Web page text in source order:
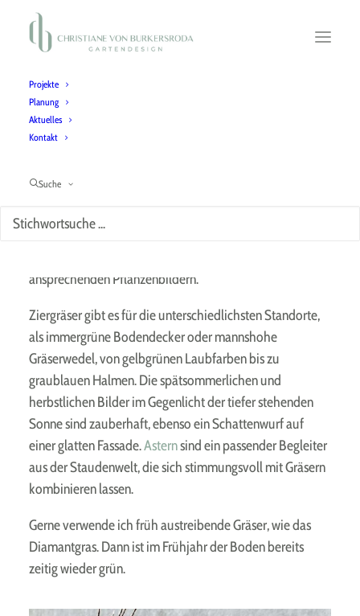
Projekte
Planung
Aktuelles
Kontakt
Suche
Ziergräser zum Ausklang des Gartenjahres
Favoriten
ansprechenden Pflanzenbildern.
Ziergräser gibt es für die unterschiedlichsten Standorte,
als immergrüne Bodendecker oder mannshohe
Gräserwedel, von gelbgrünen Laubfarben bis zu
graublauen Halmen. Die spätsommerlichen und
herbstlichen Bilder im Gegenlicht der tiefer stehenden
Sonne sind zauberhaft, ebenso ein Schattenwurf auf
einer glatten Fassade.Asternsind ein passender Begleiter
aus der Staudenwelt, die sich stimmungsvoll mit Gräsern
kombinieren lassen.
Gerne verwende ich früh austreibende Gräser, wie das
Diamantgras. Dann ist im Frühjahr der Boden bereits
zeitig wieder grün.